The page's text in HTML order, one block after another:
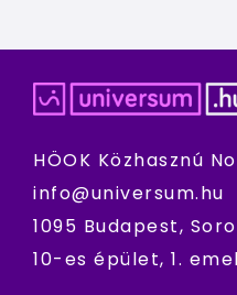
HÖOK Közhasznú
info@universum.hu
1095 Budapest,
10-es épület, 1.